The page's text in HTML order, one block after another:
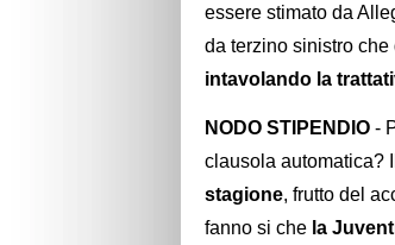
essere stimato da
da terzino sinistro
intavolando la
NODO STIPENDIO -
clausola automatica?
stagione, frutto del
fanno si che la